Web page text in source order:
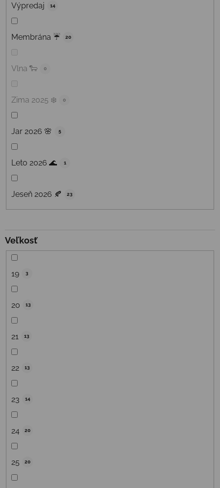
Výpredaj 14
Membrána ☔️ 20
Vlna 🐑 0
Zima 2025 ❄️ 0
Jar 2026 🌸 5
Leto 2026 🌊 1
Jeseň 2026 🍂 23
Veľkosť
19 3
20 13
21 13
22 13
23 14
24 20
25 20